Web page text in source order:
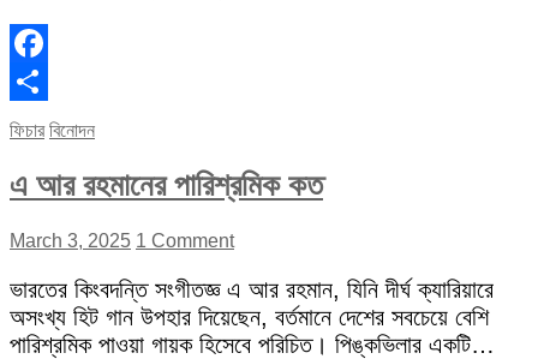
Facebook
Share
ফিচার বিনোদন
এ আর রহমানের পারিশ্রমিক কত
March 3, 2025 1 Comment
ভারতের কিংবদন্তি সংগীতজ্ঞ এ আর রহমান, যিনি দীর্ঘ ক্যারিয়ারে
অসংখ্য হিট গান উপহার দিয়েছেন, বর্তমানে দেশের সবচেয়ে বেশি
পারিশ্রমিক পাওয়া গায়ক হিসেবে পরিচিত। পিঙ্কভিলার একটি…